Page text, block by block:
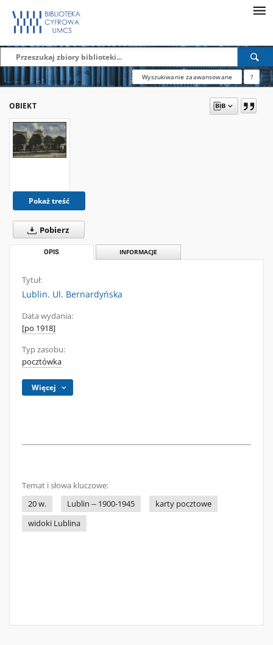
Wyszukiwanie zaawansowane ?
OBIEKT
Pokaż treść
Pobierz
OPIS INFORMACJE
Tytuł:
Lublin. Ul. Bernardyńska
Data wydania:
[po 1918]
Typ zasobu:
pocztówka
Więcej
Temat i słowa kluczowe:
20 w.
Lublin -- 1900-1945
karty pocztowe
widoki Lublina